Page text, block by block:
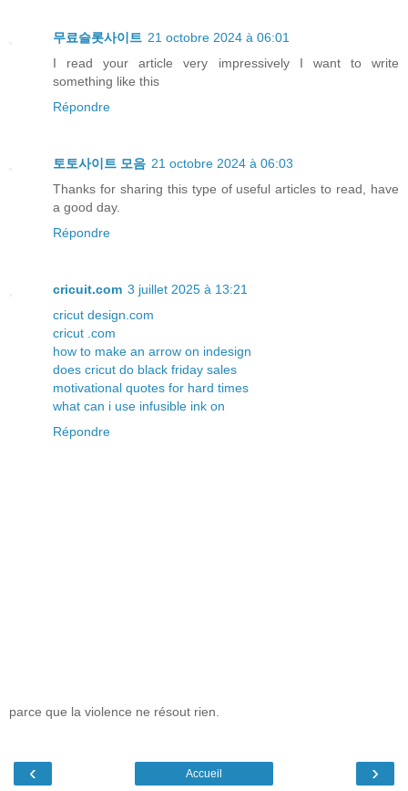
무료슬롯사이트 21 octobre 2024 à 06:01
I read your article very impressively I want to write
something like this
Répondre
토토사이트 모음 21 octobre 2024 à 06:03
Thanks for sharing this type of useful articles to read, have
a good day.
Répondre
cricuit.com 3 juillet 2025 à 13:21
cricut design.com
cricut .com
how to make an arrow on indesign
does cricut do black friday sales
motivational quotes for hard times
what can i use infusible ink on
Répondre
parce que la violence ne résout rien.
‹ ›
Accueil